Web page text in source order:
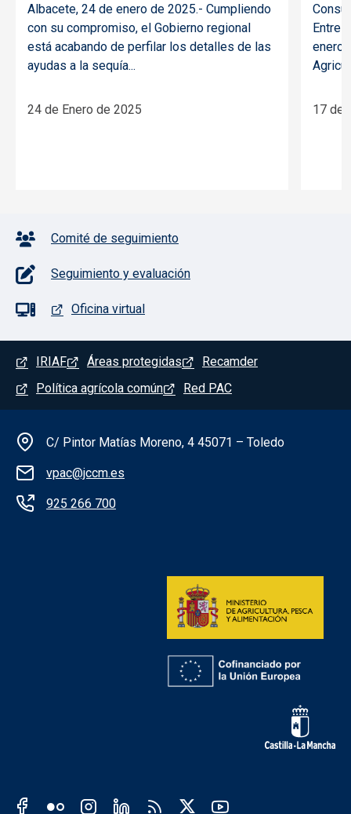
Albacete, 24 de enero de 2025.- Cumpliendo
con su compromiso, el Gobierno regional
está acabando de perfilar los detalles de las
ayudas a la sequía...
24 de Enero de 2025
Entre
enero
17 de
Pie de página con iconos
Comité de seguimiento
Seguimiento y evaluación
Oficina virtual
Menú del pie
IRIAF Áreas protegidas
Recamder
Política agrícola común
Red PAC
Información de la institución
C/ Pintor Matías Moreno, 4 45071 – Toledo
vpac@jccm.es
925 266 700
Redes sociales JCCM